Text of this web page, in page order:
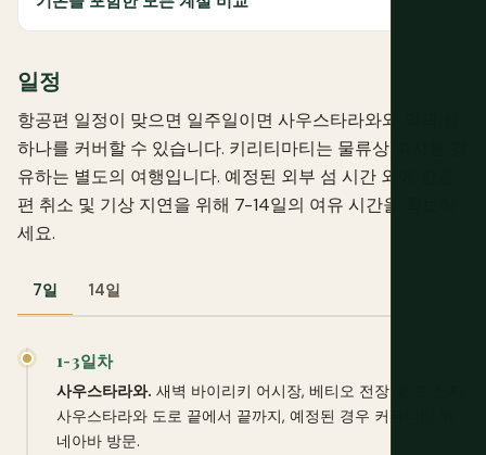
일정
항공편 일정이 맞으면 일주일이면 사우스타라와와 외곽 섬
하나를 커버할 수 있습니다. 키리티마티는 물류상 피지를 경
유하는 별도의 여행입니다. 예정된 외부 섬 시간 외에 항공
편 취소 및 기상 지연을 위해 7-14일의 여유 시간을 확보하
세요.
7일 14일
1-3일차
사우스타라와. 새벽 바이리키 어시장, 베티오 전장 및 포 진지,
사우스타라와 도로 끝에서 끝까지, 예정된 경우 커뮤니티 마
네아바 방문.